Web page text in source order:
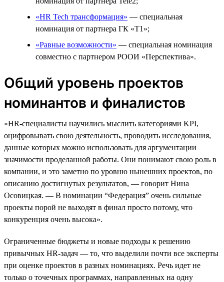
«HR Tech трансформация» — специальная
номинация от партнера ГК «Т1»;
«Равные возможности» — специальная номинация
совместно с партнером РООИ «Перспектива».
Общий уровень проектов
номинантов и финалистов
«HR-специалисты научились мыслить категориями KPI,
оцифровывать свою деятельность, проводить исследования,
данные которых можно использовать для аргументации
значимости проделанной работы. Они понимают свою роль в
компании, и это заметно по уровню нынешних проектов, по
описанию достигнутых результатов, — говорит Нина
Осовицкая. — В номинации “Федерация” очень сильные
проекты порой не выходят в финал просто потому, что
конкуренция очень высока».
Ограниченные бюджеты и новые подходы к решению
привычных HR-задач — то, что выделили почти все эксперты
при оценке проектов в разных номинациях. Речь идет не
только о точечных программах, направленных на одну